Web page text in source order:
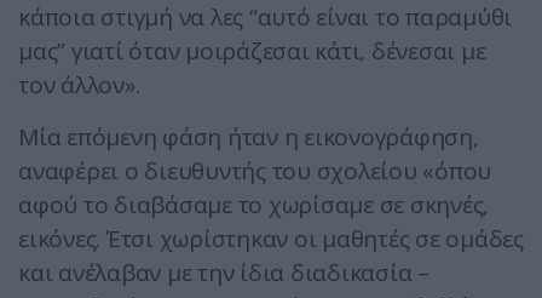
κάποια στιγμή να λες “αυτό είναι το παραμύθι
μας” γιατί όταν μοιράζεσαι κάτι, δένεσαι με
τον άλλον».
Μία επόμενη φάση ήταν η εικονογράφηση,
αναφέρει ο διευθυντής του σχολείου «όπου
αφού το διαβάσαμε το χωρίσαμε σε σκηνές,
εικόνες. Έτσι χωρίστηκαν οι μαθητές σε ομάδες
και ανέλαβαν με την ίδια διαδικασία –